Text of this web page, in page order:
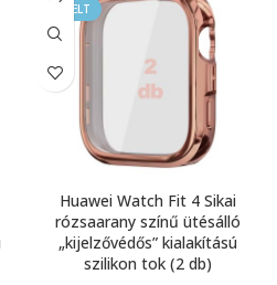
KIEMELT
Huawei Watch Fit 4 Sikai
rózsaarany színű ütésálló
„kijelzővédős” kialakítású
szilikon tok (2 db)